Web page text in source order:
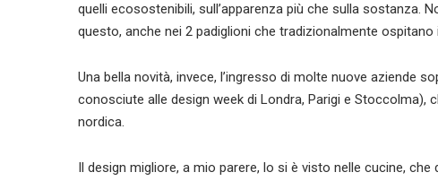
quelli ecosostenibili, sull’apparenza più che sulla sostanza.
questo, anche nei 2 padiglioni che tradizionalmente ospitano
Una bella novità, invece, l’ingresso di molte nuove aziende
conosciute alle design week di Londra, Parigi e
nordica.
Il design migliore, a mio parere, lo si è visto nelle cucine,